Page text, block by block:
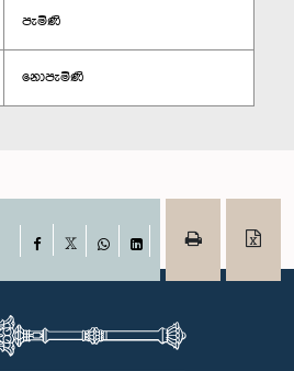
පැමිණි
නොපැමිණි
Facebook
WhatsAppLinkedIn